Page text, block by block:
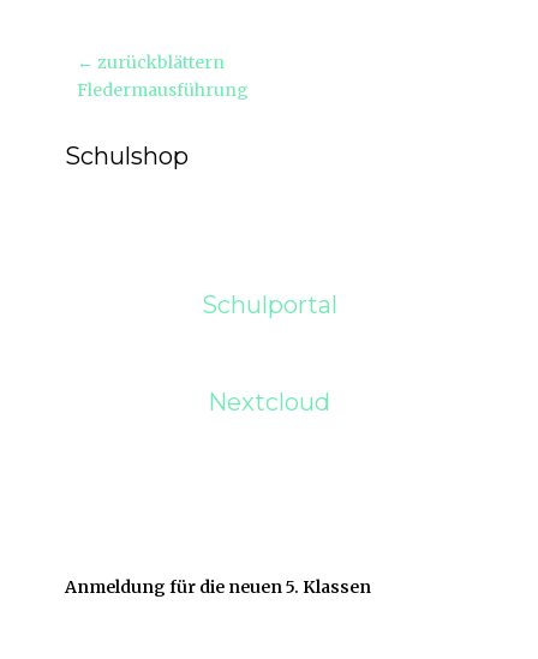
Beitragsnavigation
← zurückblättern
Vorheriger
Fledermausführung
Schulshop
Schulportal
Nextcloud
Anmeldung für die neuen 5. Klassen